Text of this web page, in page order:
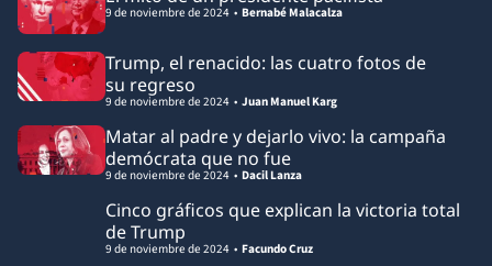
Bernabé Malacalza
9 de noviembre de 2024
Trump, el renacido: las cuatro fotos de
su regreso
Juan Manuel Karg
9 de noviembre de 2024
Matar al padre y dejarlo vivo: la campaña
demócrata que no fue
Dacil Lanza
9 de noviembre de 2024
Cinco gráficos que explican la victoria total
de Trump
Facundo Cruz
9 de noviembre de 2024